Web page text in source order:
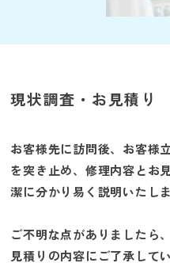
現状調査・お見積り
お客様先に訪問後、お客様
を突き止め、修理内容とお
潔に分かり易く説明いたしま
ご不明な点がありましたら
見積りの内容にご了承して